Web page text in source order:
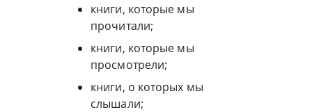
книги, которые мы
прочитали;
книги, которые мы
просмотрели;
книги, о которых мы
слышали;